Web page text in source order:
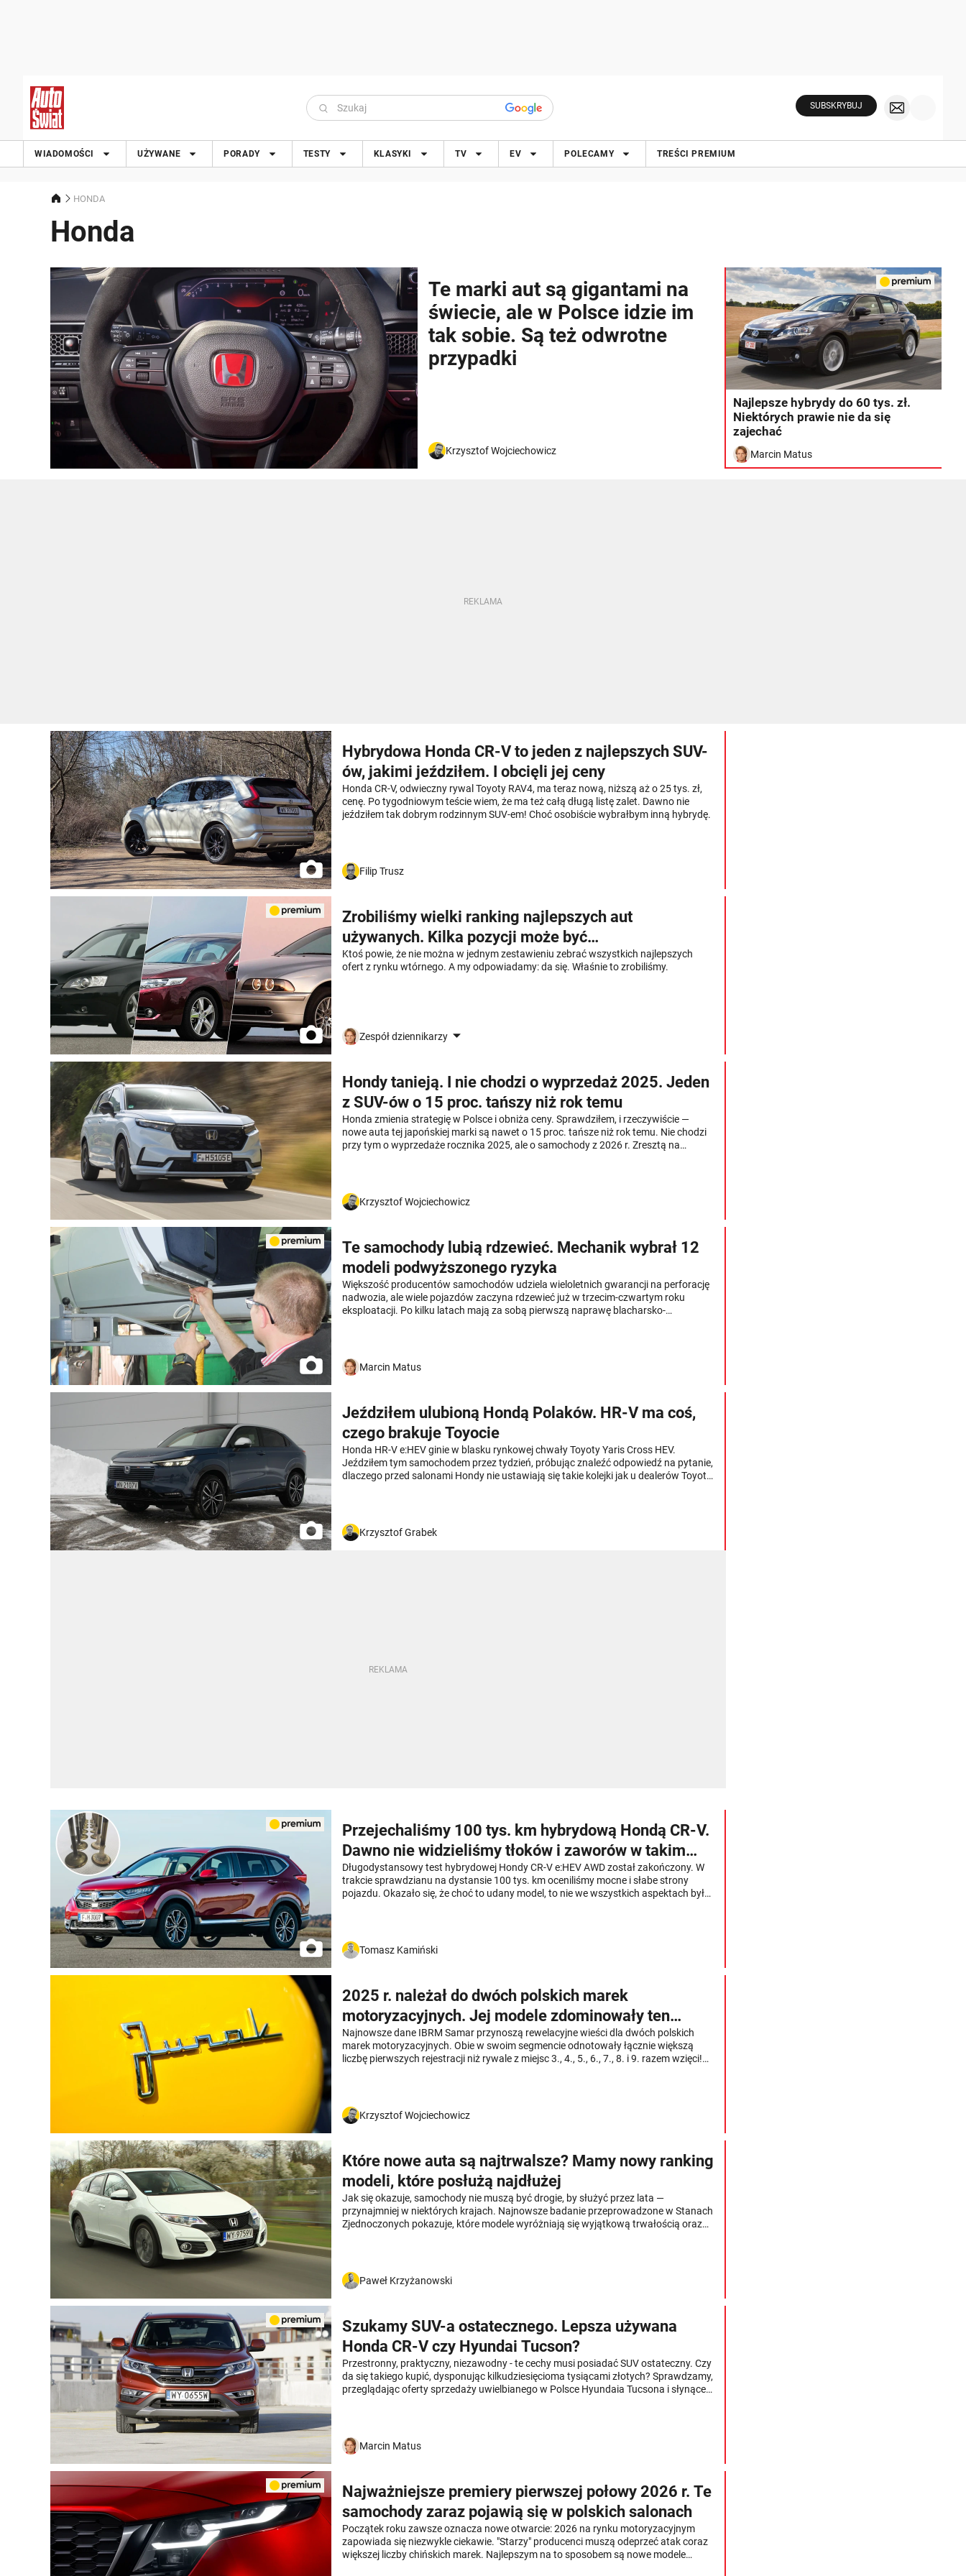
SUBSKRYBUJ
WIADOMOŚCI UŻYWANE PORADY TESTY KLASYKI TV EV POLECAMY TREŚCI PREMIUM
HONDA
Honda
Te marki aut są gigantami na
świecie, ale w Polsce idzie im
tak sobie. Są też odwrotne
przypadki
Krzysztof Wojciechowicz
Najlepsze hybrydy do 60 tys. zł.
Niektórych prawie nie da się
zajechać
Marcin Matus
Hybrydowa Honda CR-V to jeden z najlepszych SUV-
ów, jakimi jeździłem. I obcięli jej ceny
Honda CR-V, odwieczny rywal Toyoty RAV4, ma teraz nową, niższą aż o 25 tys. zł,
cenę. Po tygodniowym teście wiem, że ma też całą długą listę zalet. Dawno nie
jeździłem tak dobrym rodzinnym SUV-em! Choć osobiście wybrałbym inną hybrydę.
Filip Trusz
Zrobiliśmy wielki ranking najlepszych aut
używanych. Kilka pozycji może być
kontrowersyjnych
Ktoś powie, że nie można w jednym zestawieniu zebrać wszystkich najlepszych
ofert z rynku wtórnego. A my odpowiadamy: da się. Właśnie to zrobiliśmy.
Zespół dziennikarzy
Hondy tanieją. I nie chodzi o wyprzedaż 2025. Jeden
z SUV-ów o 15 proc. tańszy niż rok temu
Honda zmienia strategię w Polsce i obniża ceny. Sprawdziłem, i rzeczywiście —
nowe auta tej japońskiej marki są nawet o 15 proc. tańsze niż rok temu. Nie chodzi
przy tym o wyprzedaże rocznika 2025, ale o samochody z 2026 r. Zresztą na
Krzysztof Wojciechowicz
Te samochody lubią rdzewieć. Mechanik wybrał 12
modeli podwyższonego ryzyka
Większość producentów samochodów udziela wieloletnich gwarancji na perforację
nadwozia, ale wiele pojazdów zaczyna rdzewieć już w trzecim-czwartym roku
eksploatacji. Po kilku latach mają za sobą pierwszą naprawę blacharsko-
Marcin Matus
Jeździłem ulubioną Hondą Polaków. HR-V ma coś,
czego brakuje Toyocie
Honda HR-V e:HEV ginie w blasku rynkowej chwały Toyoty Yaris Cross HEV.
Jeździłem tym samochodem przez tydzień, próbując znaleźć odpowiedź na pytanie,
dlaczego przed salonami Hondy nie ustawiają się takie kolejki jak u dealerów Toyoty.
Krzysztof Grabek
Przejechaliśmy 100 tys. km hybrydową Hondą CR-V.
Dawno nie widzieliśmy tłoków i zaworów w takim
stanie
Długodystansowy test hybrydowej Hondy CR-V e:HEV AWD został zakończony. W
trakcie sprawdzianu na dystansie 100 tys. km oceniliśmy mocne i słabe strony
pojazdu. Okazało się, że choć to udany model, to nie we wszystkich aspektach był
Tomasz Kamiński
2025 r. należał do dwóch polskich marek
motoryzacyjnych. Jej modele zdominowały ten
popularny segment
Najnowsze dane IBRM Samar przynoszą rewelacyjne wieści dla dwóch polskich
marek motoryzacyjnych. Obie w swoim segmencie odnotowały łącznie większą
liczbę pierwszych rejestracji niż rywale z miejsc 3., 4., 5., 6., 7., 8. i 9. razem wzięci!
Krzysztof Wojciechowicz
Które nowe auta są najtrwalsze? Mamy nowy ranking
modeli, które posłużą najdłużej
Jak się okazuje, samochody nie muszą być drogie, by służyć przez lata —
przynajmniej w niektórych krajach. Najnowsze badanie przeprowadzone w Stanach
Zjednoczonych pokazuje, które modele wyróżniają się wyjątkową trwałością oraz
powstał dla USA to Polacy również mogą z niego wyciągnąć wartościowe wnioski.
Paweł Krzyżanowski
Szukamy SUV-a ostatecznego. Lepsza używana
Honda CR-V czy Hyundai Tucson?
Przestronny, praktyczny, niezawodny - te cechy musi posiadać SUV ostateczny. Czy
da się takiego kupić, dysponując kilkudziesięcioma tysiącami złotych? Sprawdzamy,
przeglądając oferty sprzedaży uwielbianego w Polsce Hyundaia Tucsona i słynącej
Marcin Matus
Najważniejsze premiery pierwszej połowy 2026 r. Te
samochody zaraz pojawią się w polskich salonach
Początek roku zawsze oznacza nowe otwarcie: 2026 na rynku motoryzacyjnym
zapowiada się niezwykle ciekawie. "Starzy" producenci muszą odeprzeć atak coraz
większej liczby chińskich marek. Najlepszym na to sposobem są nowe modele